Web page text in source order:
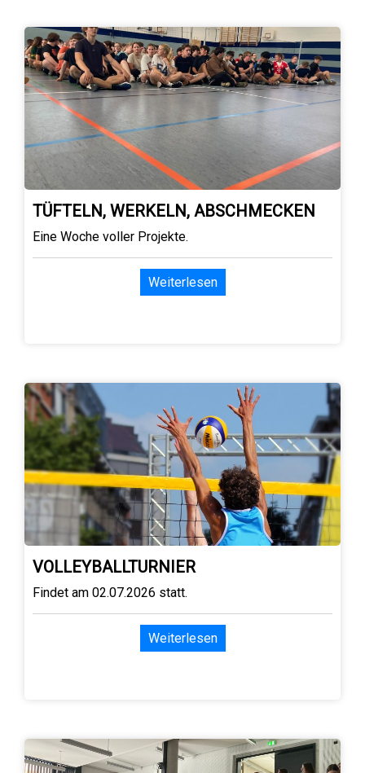
TÜFTELN, WERKELN, ABSCHMECKEN
Eine Woche voller Projekte.
Weiterlesen
VOLLEYBALLTURNIER
Findet am 02.07.2026 statt.
Weiterlesen